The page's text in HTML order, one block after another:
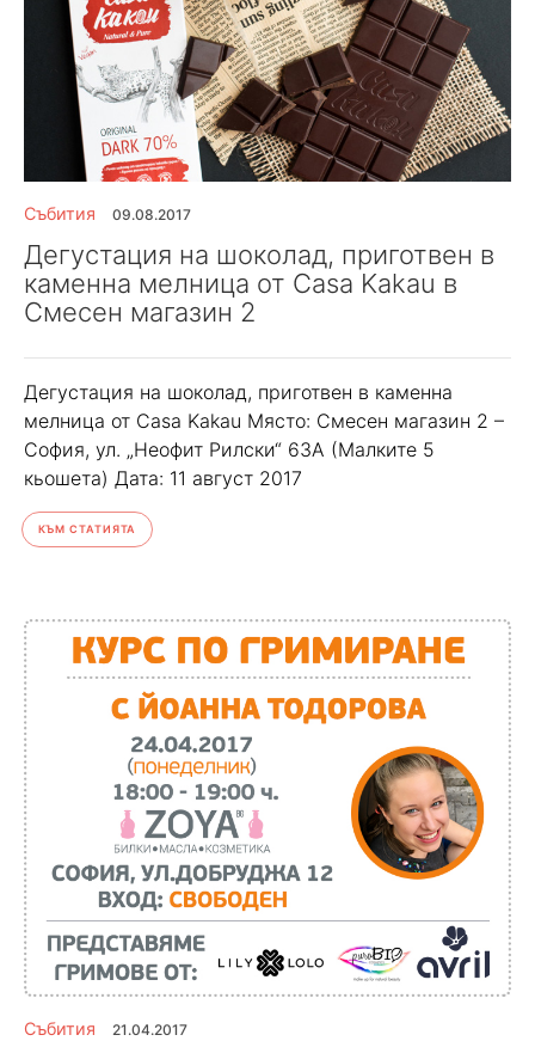
Събития 09.08.2017
Дегустация на шоколад, приготвен в
каменна мелница от Casa Kakau в
Смесен магазин 2
Дегустация на шоколад, приготвен в каменна
мелница от Casa Kakau Място: Смесен магазин 2 –
София, ул. „Неофит Рилски“ 63А (Малките 5
кьошета) Дата: 11 август 2017
КЪМ СТАТИЯТА
Събития 21.04.2017